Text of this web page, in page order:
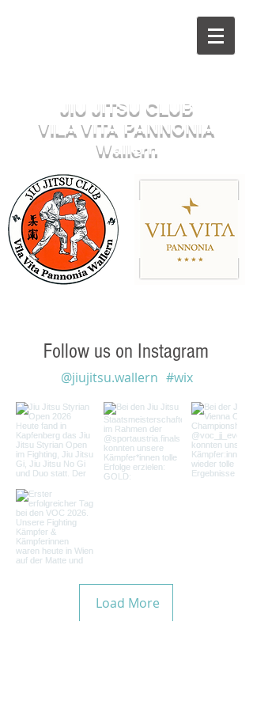
JIU JITSU CLUB
VILA VITA PANNONIA
Wallern
Follow us on Instagram
#wix
@jiujitsu.wallern
Load More